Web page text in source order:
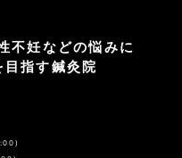
不妊などの悩みに
指す鍼灸院